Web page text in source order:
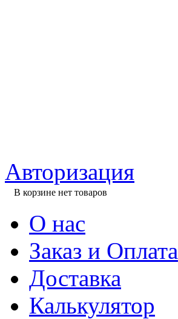
Авторизация
В корзине нет товаров
О нас
Заказ и Оплата
Доставка
Калькулятор